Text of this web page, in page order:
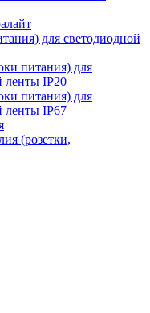
для светодиодной
питания) для
ленты IP20
питания) для
ленты IP67
(розетки,